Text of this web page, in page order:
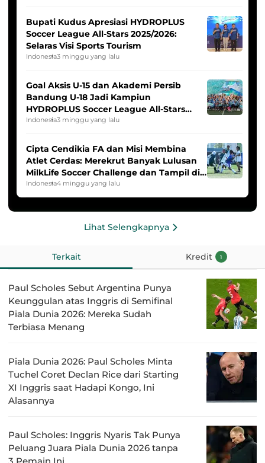
Bupati Kudus Apresiasi HYDROPLUS
Soccer League All-Stars 2025/2026:
Selaras Visi Sports Tourism
Indonesia3 minggu yang lalu
Goal Aksis U-15 dan Akademi Persib
Bandung U-18 Jadi Kampiun
HYDROPLUS Soccer League All-Stars
2025/2026
Indonesia3 minggu yang lalu
Cipta Cendikia FA dan Misi Membina
Atlet Cerdas: Merekrut Banyak Lulusan
MilkLife Soccer Challenge dan Tampil di
HYDROPLUS Soccer League
Indonesia4 minggu yang lalu
Lihat Selengkapnya
Terkait Kredit 1
Paul Scholes Sebut Argentina Punya
Keunggulan atas Inggris di Semifinal
Piala Dunia 2026: Mereka Sudah
Terbiasa Menang
Piala Dunia 2026: Paul Scholes Minta
Tuchel Coret Declan Rice dari Starting
XI Inggris saat Hadapi Kongo, Ini
Alasannya
Paul Scholes: Inggris Nyaris Tak Punya
Peluang Juara Piala Dunia 2026 tanpa
3 Pemain Ini